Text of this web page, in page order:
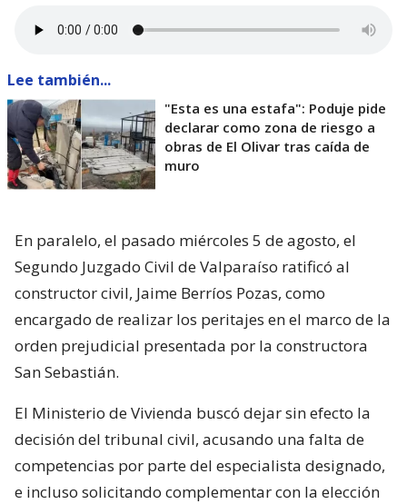
Lee también...
"Esta es una estafa": Poduje pide
declarar como zona de riesgo a
obras de El Olivar tras caída de
muro
En paralelo, el pasado miércoles 5 de agosto, el
Segundo Juzgado Civil de Valparaíso ratificó al
constructor civil, Jaime Berríos Pozas, como
encargado de realizar los peritajes en el marco de la
orden prejudicial presentada por la constructora
San Sebastián.
El Ministerio de Vivienda buscó dejar sin efecto la
decisión del tribunal civil, acusando una falta de
competencias por parte del especialista designado,
e incluso solicitando complementar con la elección